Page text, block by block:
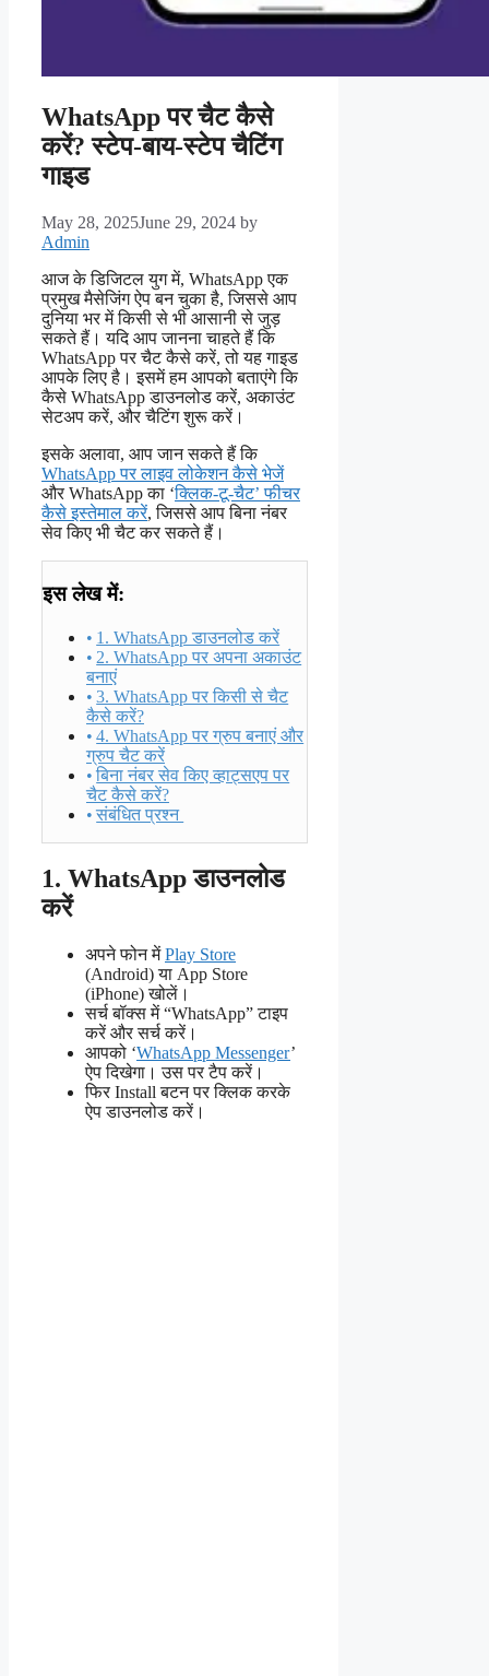
WhatsApp पर चैट कैसे
करें? स्टेप-बाय-स्टेप चैटिंग
गाइड
May 28, 2025June 29, 2024 by
Admin
आज के डिजिटल युग में, WhatsApp एक
प्रमुख मैसेजिंग ऐप बन चुका है, जिससे आप
दुनिया भर में किसी से भी आसानी से जुड़
सकते हैं। यदि आप जानना चाहते हैं कि
WhatsApp पर चैट कैसे करें, तो यह गाइड
आपके लिए है। इसमें हम आपको बताएंगे कि
कैसे WhatsApp डाउनलोड करें, अकाउंट
सेटअप करें, और चैटिंग शुरू करें।
इसके अलावा, आप जान सकते हैं कि
WhatsApp पर लाइव लोकेशन कैसे भेजें
और WhatsApp का ‘क्लिक-टू-चैट’ फीचर
कैसे इस्तेमाल करें, जिससे आप बिना नंबर
सेव किए भी चैट कर सकते हैं।
इस लेख में:
1. WhatsApp डाउनलोड करें
2. WhatsApp पर अपना अकाउंट
बनाएं
3. WhatsApp पर किसी से चैट
कैसे करें?
4. WhatsApp पर ग्रुप बनाएं और
ग्रुप चैट करें
बिना नंबर सेव किए व्हाट्सएप पर
चैट कैसे करें?
संबंधित प्रश्न
1. WhatsApp डाउनलोड
करें
अपने फोन मेंPlay Store
(Android) या App Store
(iPhone) खोलें।
सर्च बॉक्स में “WhatsApp” टाइप
करें और सर्च करें।
आपको ‘WhatsApp Messenger’
ऐप दिखेगा। उस पर टैप करें।
फिर Install बटन पर क्लिक करके
ऐप डाउनलोड करें।